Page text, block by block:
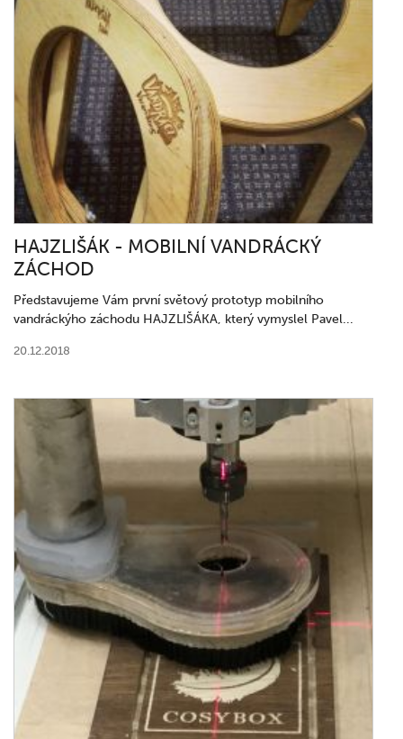
HAJZLIŠÁK - MOBILNÍ VANDRÁCKÝ
ZÁCHOD
Představujeme Vám první světový prototyp mobilního
vandráckýho záchodu HAJZLIŠÁKA, který vymyslel Pavel...
20.12.2018